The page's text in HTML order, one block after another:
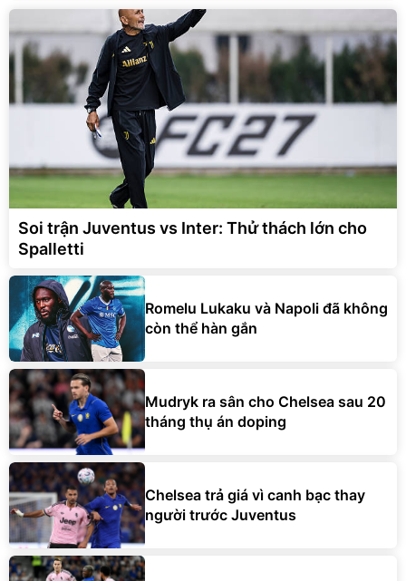
Soi trận Juventus vs Inter: Thử thách lớn cho
Spalletti
Romelu Lukaku và Napoli đã không
còn thể hàn gắn
Mudryk ra sân cho Chelsea sau 20
tháng thụ án doping
Chelsea trả giá vì canh bạc thay
người trước Juventus